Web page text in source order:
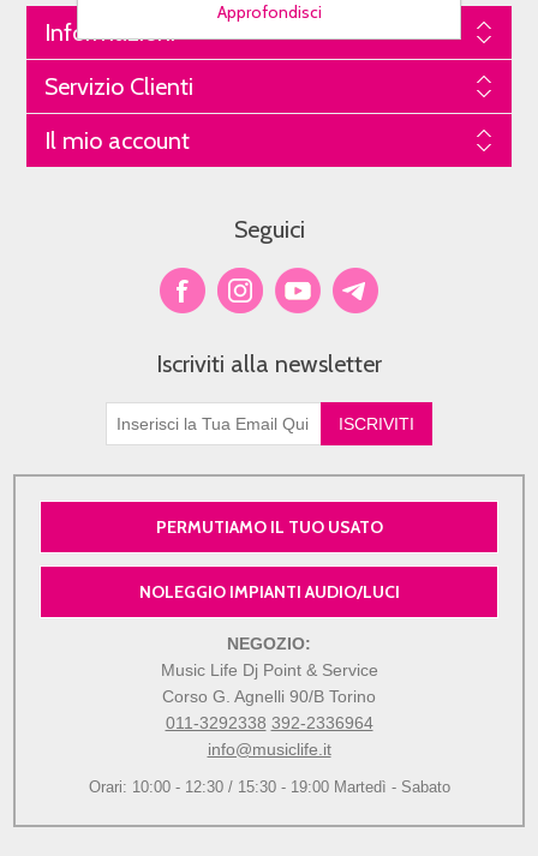
Informazioni
Servizio Clienti
Il mio account
Seguici
Iscriviti alla newsletter
PERMUTIAMO IL TUO USATO
NOLEGGIO IMPIANTI AUDIO/LUCI
NEGOZIO:
Music Life Dj Point & Service
Corso G. Agnelli 90/B Torino
011-3292338 392-2336964
info@musiclife.it
Orari: 10:00 - 12:30 / 15:30 - 19:00 Martedì - Sabato
Approfondisci